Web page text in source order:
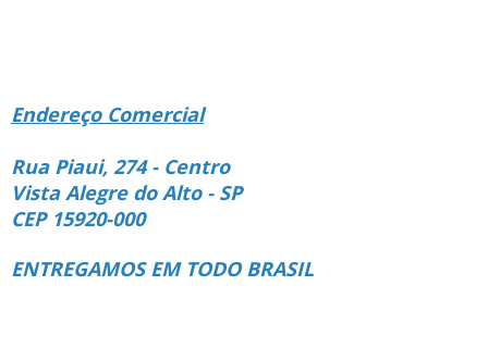
Endereço Comercial
Rua Piaui, 274 - Centro
Vista Alegre do Alto - SP
CEP 15920-000
ENTREGAMOS EM TODO BRASIL